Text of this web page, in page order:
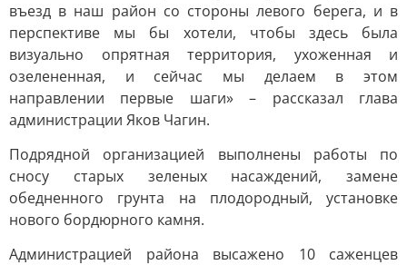
въезд в наш район со стороны левого берега, и в
перспективе мы бы хотели, чтобы здесь была
визуально опрятная территория, ухоженная и
озелененная, и сейчас мы делаем в этом
направлении первые шаги» – рассказал глава
администрации Яков Чагин.
Подрядной организацией выполнены работы по
сносу старых зеленых насаждений, замене
обедненного грунта на плодородный, установке
нового бордюрного камня.
Администрацией района высажено 10 саженцев